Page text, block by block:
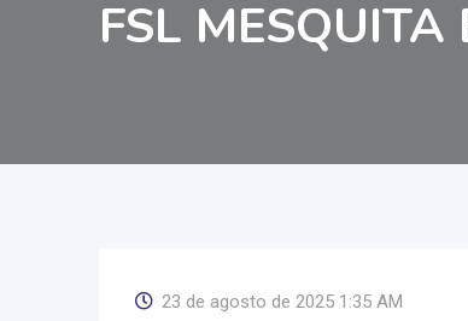
FSL MESQUITA
23 de agosto de 2025 1:35 AM